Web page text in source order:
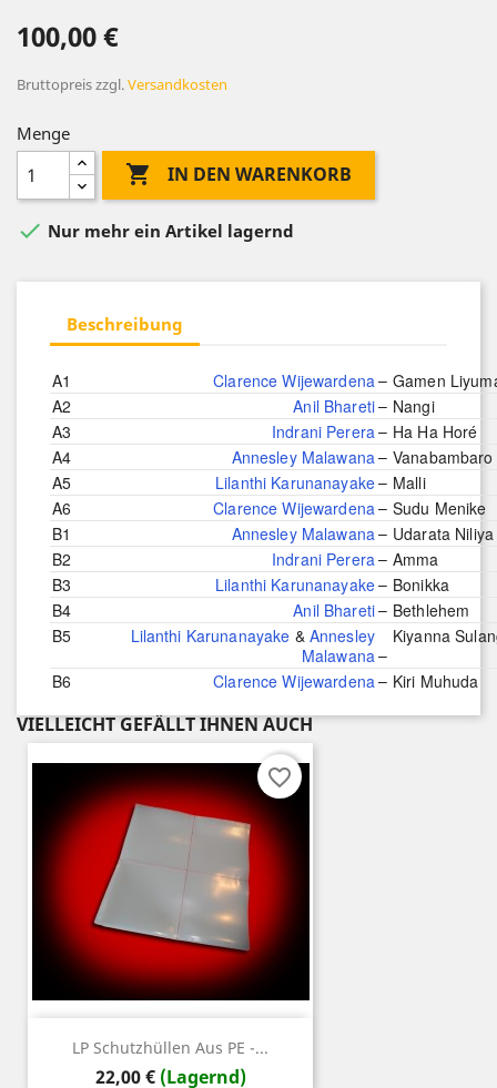
100,00 €
Bruttopreiszzgl.Versandkosten
Menge
 IN DEN WARENKORB
 Nur mehr ein Artikel lagernd
Beschreibung
A1 Clarence Wijewardena– Gamen
A2
Anil Bhareti– Nangi
A3
Indrani Perera– Ha Ha Horé
A4
Annesley Malawana– Vanabambaro
A5
Lilanthi Karunanayake– Malli
A6
Clarence Wijewardena– Sudu Menike
B1
Annesley Malawana– Udarata Niliya
B2
Indrani Perera– Amma
B3
Lilanthi Karunanayake– Bonikka
B4
Anil Bhareti– Bethlehem
B5
Lilanthi Karunanayake & Annesley
Malawana–
Kiyanna
B6 Clarence Wijewardena– Kiri Muhuda
VIELLEICHT GEFÄLLT IHNEN AUCH
LP Schutzhüllen Aus PE -...
Preis
22,00 € (Lagernd)
favorite_border